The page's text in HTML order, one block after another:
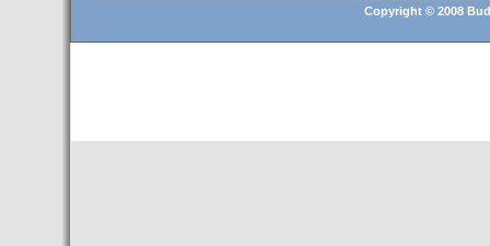
Copyright © 2008